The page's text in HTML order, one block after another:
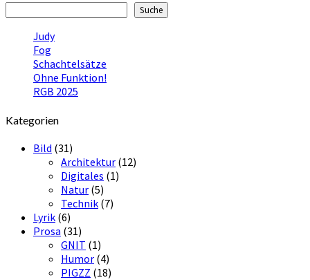
Suche
Judy
Fog
Schachtelsätze
Ohne Funktion!
RGB 2025
Kategorien
Bild (31)
Architektur (12)
Digitales (1)
Natur (5)
Technik (7)
Lyrik (6)
Prosa (31)
GNIT (1)
Humor (4)
PIGZZ (18)